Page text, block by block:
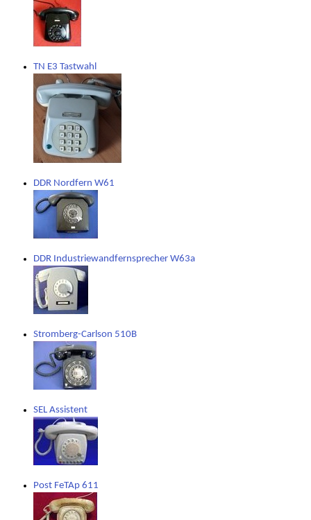
TN E3 Tastwahl
DDR Nordfern W61
DDR Industriewandfernsprecher W63a
Stromberg-Carlson 510B
SEL Assistent
Post FeTAp 611